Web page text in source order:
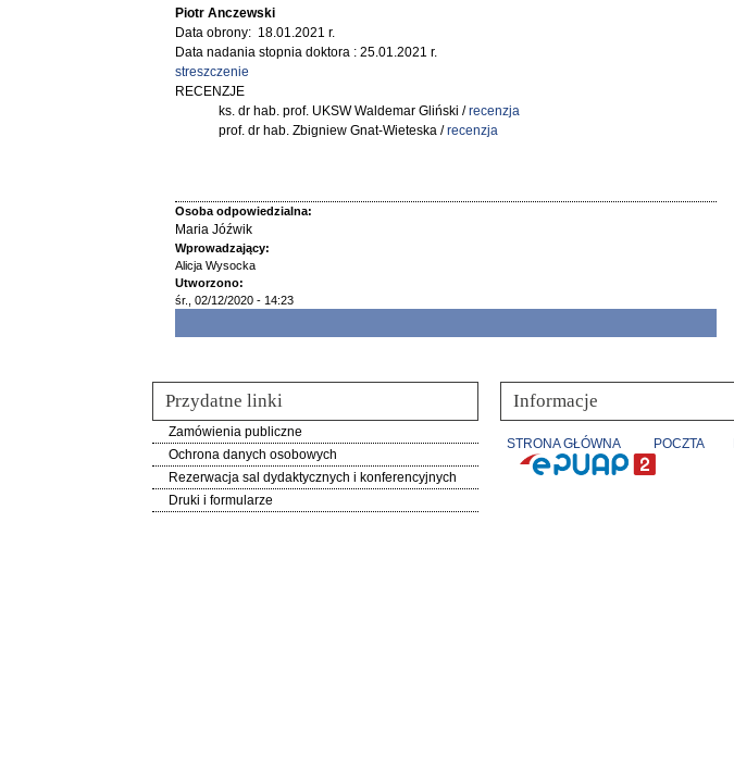
Piotr Anczewski
Data obrony: 18.01.2021 r.
Data nadania stopnia doktora : 25.01.2021 r.
streszczenie
RECENZJE
ks. dr hab. prof. UKSW Waldemar Gliński /recenzja
prof. dr hab. Zbigniew Gnat-Wieteska /recenzja
Osoba odpowiedzialna:
Maria Jóźwik
Wprowadzający:
Alicja Wysocka
Utworzono:
śr., 02/12/2020 - 14:23
Przydatne linki
Zamówienia publiczne
Ochrona danych osobowych
Rezerwacja sal dydaktycznych i konferencyjnych
Druki i formularze
Informacje
STRONA GŁÓWNA POCZTA